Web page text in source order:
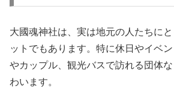
大國魂神社は、実は地元の人たちに
ットでもあります。特に休日やイベ
やカップル、観光バスで訪れる団体
わいます。